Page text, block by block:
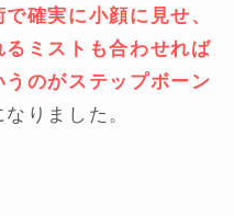
確実に小顔に見せ、
ミストも合わせれば
のがステップボーン
りました。